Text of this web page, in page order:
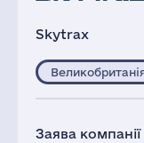
Skytrax
Заява компанії